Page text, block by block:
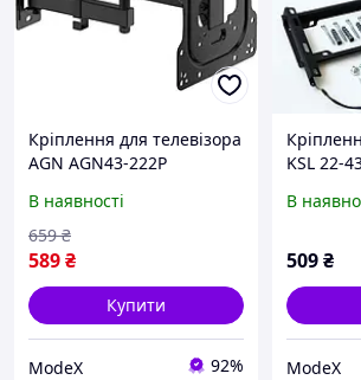
Кріплення для телевізора
AGN AGN43-222P
В наявності
589₴
659 ₴
Купити
ModeX 92%
KSL 22-
В
509₴
ModeX